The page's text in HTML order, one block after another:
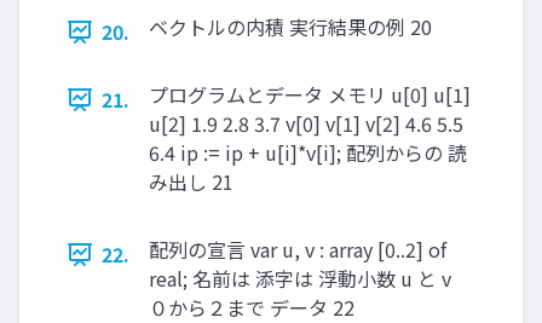
20. ベクトルの内積 実行結果の例 20
21.
プログラムとデータ メモリ u[0] u[1]
u[2] 1.9 2.8 3.7 v[0] v[1] v[2] 4.6 5.5
6.4 ip := ip + u[i]*v[i]; 配列からの 読
み出し 21
22.
配列の宣言 var u, v : array [0..2] of
real; 名前は 添字は 浮動小数 u と v
０から２まで データ 22